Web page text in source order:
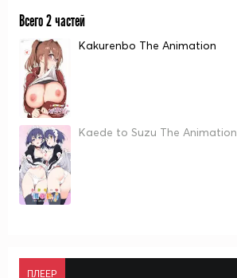
Всего 2 частей
Kakurenbo The Animation
Kaede to Suzu The Animation
ПЛЕЕР